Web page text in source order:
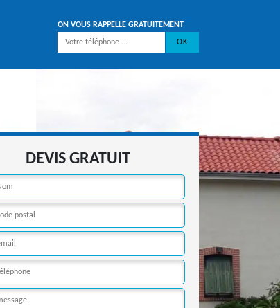
ON VOUS RAPPELLE GRATUITEMENT
DEVIS GRATUIT